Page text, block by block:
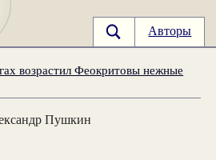
Авторы
возрастил Феокритовы нежные
Пушкин